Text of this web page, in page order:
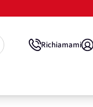
Richiamami